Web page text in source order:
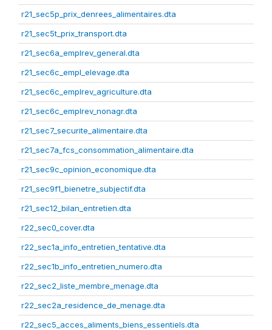
r21_sec5p_prix_denrees_alimentaires.dta
r21_sec5t_prix_transport.dta
r21_sec6a_emplrev_general.dta
r21_sec6c_empl_elevage.dta
r21_sec6c_emplrev_agriculture.dta
r21_sec6c_emplrev_nonagr.dta
r21_sec7_securite_alimentaire.dta
r21_sec7a_fcs_consommation_alimentaire.dta
r21_sec9c_opinion_economique.dta
r21_sec9f1_bienetre_subjectif.dta
r21_sec12_bilan_entretien.dta
r22_sec0_cover.dta
r22_sec1a_info_entretien_tentative.dta
r22_sec1b_info_entretien_numero.dta
r22_sec2_liste_membre_menage.dta
r22_sec2a_residence_de_menage.dta
r22_sec5_acces_aliments_biens_essentiels.dta